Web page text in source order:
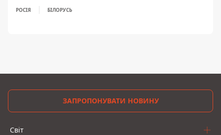
РОСІЯ БІЛОРУСЬ
ЗАПРОПОНУВАТИ НОВИНУ
Світ